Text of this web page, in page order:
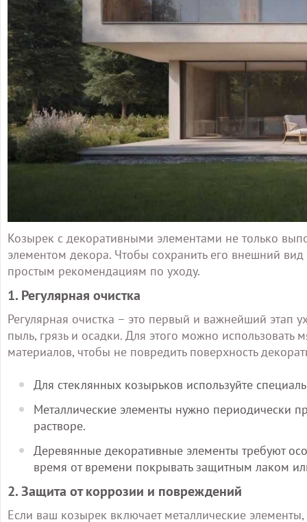
Козырек с декоративными элементами не только
элементом декора. Чтобы сохранить его внешний
простым рекомендациям по уходу.
1. Регулярная очистка
Регулярная очистка – это первый и важнейший этап
пыль, грязь и осадки. Для этого можно использовать
материалов, чтобы не повредить поверхность
Для стеклянных козырьков используйте
Металлические элементы нужно периодически
растворе.
Деревянные декоративные элементы требуют
время от времени покрывать защитным лаком
2. Защита от коррозии и повреждений
Если ваш козырек включает металлические